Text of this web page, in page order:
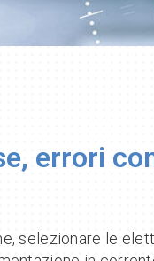
errori
selezionare le